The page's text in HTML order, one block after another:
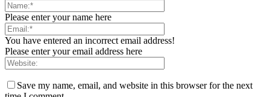
Please enter your name here
You have entered an incorrect email address!
Please enter your email address here
Save my name, email, and website in this browser for the next